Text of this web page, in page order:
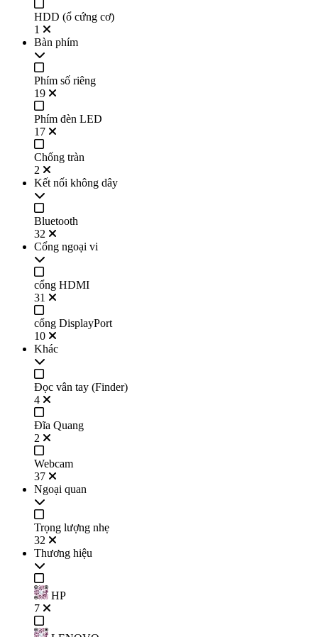
HDD (ổ cứng cơ)
1
Bàn phím
Phím số riêng
19
Phím đèn LED
17
Chống tràn
2
Kết nối không dây
Bluetooth
32
Cổng ngoại vi
cổng HDMI
31
cổng DisplayPort
10
Khác
Đọc vân tay (Finder)
4
Đĩa Quang
2
Webcam
37
Ngoại quan
Trọng lượng nhẹ
32
Thương hiệu
HP
7